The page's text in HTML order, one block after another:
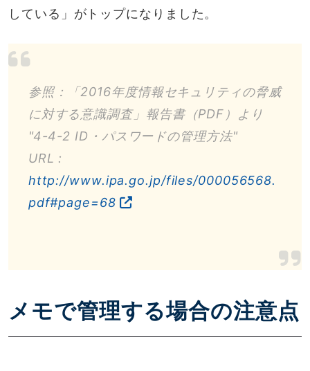
している」がトップになりました。
参照：「2016年度情報セキュリティの脅威
に対する意識調査」報告書（PDF）より
"4-4-2 ID・パスワードの管理方法"
URL :
http://www.ipa.go.jp/files/000056568.
pdf#page=68
メモで管理する場合の注意点